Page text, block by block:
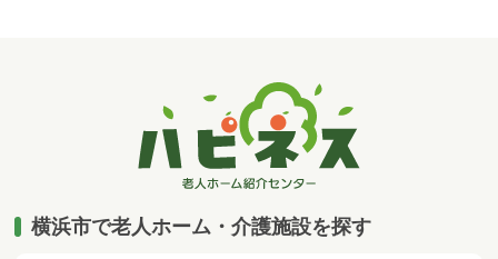
横浜市で老人ホーム・介護施設を探す